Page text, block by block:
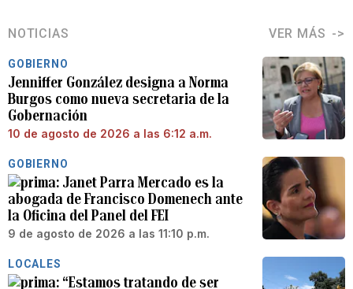
NOTICIAS VER MÁS
GOBIERNO
Jenniffer González designa a Norma
Burgos como nueva secretaria de la
Gobernación
10 de agosto de 2026 a las 6:12 a.m.
GOBIERNO
Janet Parra Mercado es la
abogada de Francisco Domenech ante
la Oficina del Panel del FEI
9 de agosto de 2026 a las 11:10 p.m.
LOCALES
“Estamos tratando de ser